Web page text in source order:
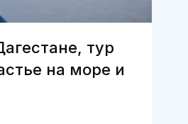
тур
на море и